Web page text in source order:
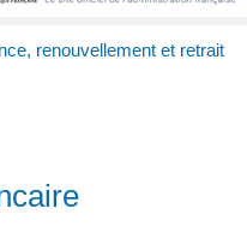
renouvellement et retrait